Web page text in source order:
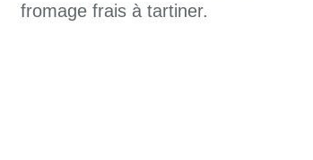
fromage frais à tartiner.